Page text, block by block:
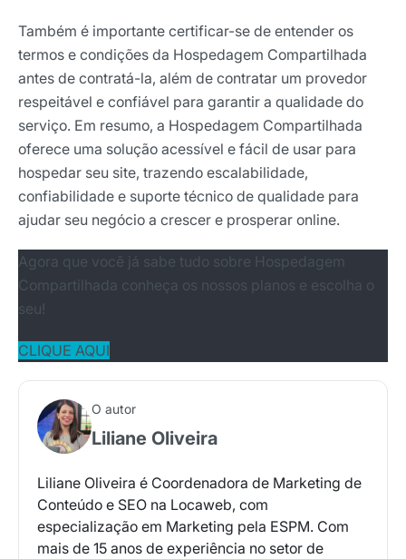
Também é importante certificar-se de entender os
termos e condições da Hospedagem Compartilhada
antes de contratá-la, além de contratar um provedor
respeitável e confiável para garantir a qualidade do
serviço. Em resumo, a Hospedagem Compartilhada
oferece uma solução acessível e fácil de usar para
hospedar seu site, trazendo escalabilidade,
confiabilidade e suporte técnico de qualidade para
ajudar seu negócio a crescer e prosperar online.
Agora que você já sabe tudo sobre Hospedagem
Compartilhada conheça os nossos planos e escolha o
seu!
CLIQUE AQUI
O autor
Liliane Oliveira
Liliane Oliveira é Coordenadora de Marketing de
Conteúdo e SEO na Locaweb, com
especialização em Marketing pela ESPM. Com
mais de 15 anos de experiência no setor de